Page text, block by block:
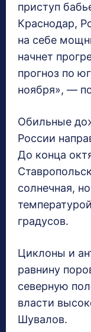
приступ
Краснодар,
на себе
начнет
прогноз по
ноября», —
Обильные
России
До конца
солнечная,
градусов.
Циклоны и
равнину
северную
власти
Шувалов.